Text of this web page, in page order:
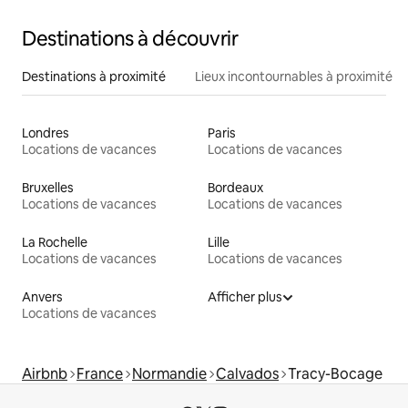
Destinations à découvrir
Destinations à proximité Lieux incontournables à proximité
Londres
Locations de vacances
Paris
Locations de vacances
Bruxelles
Locations de vacances
Bordeaux
Locations de vacances
La Rochelle
Locations de vacances
Lille
Locations de vacances
Anvers
Locations de vacances
Afficher plus
Airbnb France Normandie Calvados Tracy-Bocage